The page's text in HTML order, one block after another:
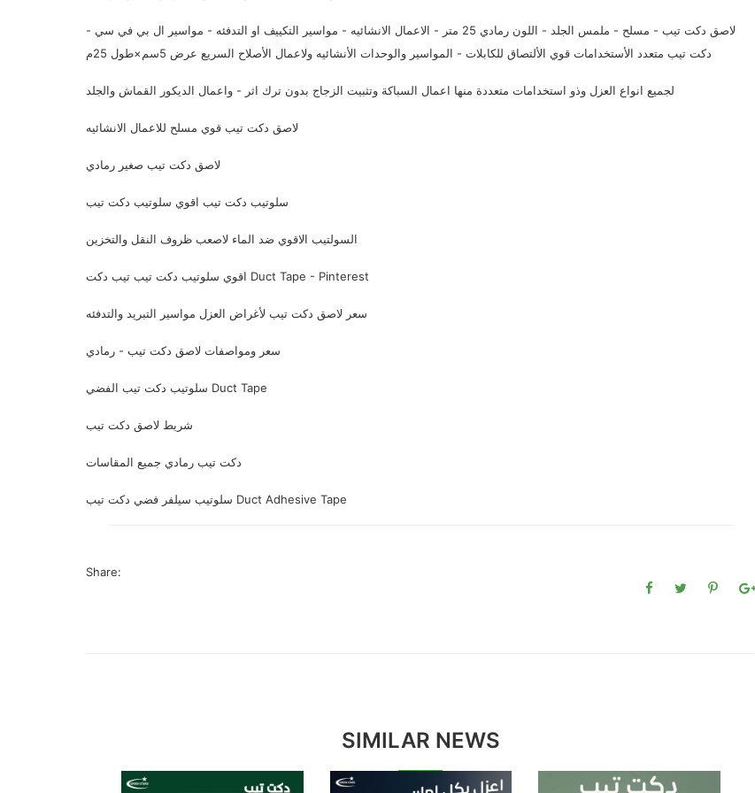
لاصق دكت تيب - مسلح - ملمس الجلد - اللون رمادي 25 متر - الاعمال الانشائيه - مواسير التكييف او التدفئه - مواسير ال بي في سي -
دكت تيب متعدد الأستخدامات قوي الألتصاق للكابلات - المواسير والوحدات الأنشائيه ولاعمال الأصلاح السريع عرض 5سم×طول 25م
لجميع انواع العزل وذو استخدامات متعددة منها اعمال السباكة وتثبيت الزجاج بدون ترك اثر - واعمال الديكور القماش والجلد
لاصق دكت تيب قوي مسلح للاعمال الانشائيه
لاصق دكت تيب صغير رمادي
سلوتيب دكت تيب اقوي سلوتيب دكت تيب
السولتيب الاقوي ضد الماء لاصعب ظروف النقل والتخزين
اقوي سلوتيب دكت تيب تيب دكت Duct Tape - Pinterest
سعر لاصق دكت تيب لأغراض العزل مواسير التبريد والتدفئه
سعر ومواصفات لاصق دكت تيب - رمادي
سلوتيب دكت تيب الفضي Duct Tape
شريط لاصق دكت تيب
دكت تيب رمادي جميع المقاسات
سلوتيب سيلفر فضي دكت تيب Duct Adhesive Tape
Share:
SIMILAR NEWS